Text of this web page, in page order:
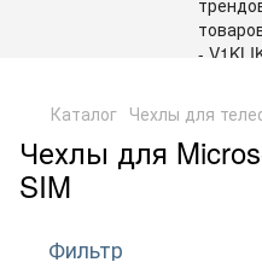
Каталог Чехлы для
Чехлы для
SIM
Фильтр